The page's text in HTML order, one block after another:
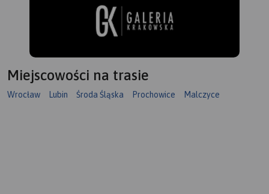
Miejscowości na trasie
Wrocław Lubin Środa Śląska Prochowice Malczyce